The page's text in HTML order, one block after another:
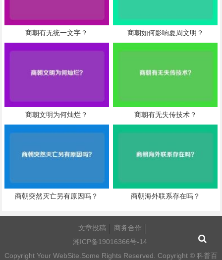
商朝有无统一文字？ 商朝如何影响夏周文明？
商朝文明为何灿烂？ 商朝有无失传技术？
商朝突然灭亡另有原因吗？ 商朝海外联系存在吗？
文章投稿
商务合作
湘ICP备19016366号-14
Copyright Your WebSite.Some Rights Reserved. Copyright © 科普百